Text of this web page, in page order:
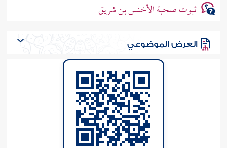
ثبوت صحبة الأخنس بن شريق
العرض الموضوعي